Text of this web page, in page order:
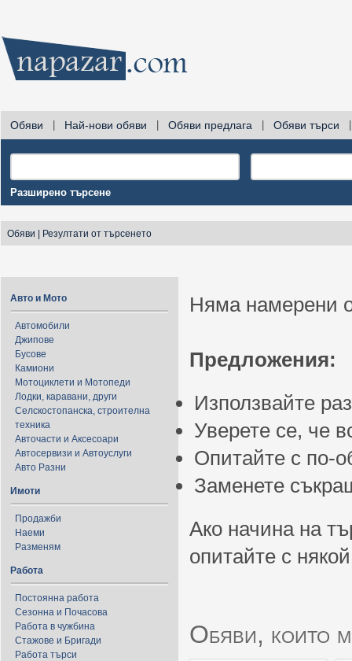
Обяви Най-нови обяви Обяви предлага Обяви търси
Разширено търсене
Обяви Резултати от търсенето
Авто и Мото
Автомобили
Джипове
Бусове
Камиони
Мотоциклети и Мотопеди
Лодки, каравани, други
Селскостопанска, строителна
техника
Авточасти и Аксесоари
Автосервизи и Автоуслуги
Авто Разни
Имоти
Продажби
Наеми
Разменям
Работа
Постоянна работа
Сезонна и Почасова
Работа в чужбина
Стажове и Бригади
Работа търси
Няма намерени
Предложения:
Използвайте
Уверете се, че
Опитайте с по-
Заменете
Ако начина на
опитайте с
Обяви, които